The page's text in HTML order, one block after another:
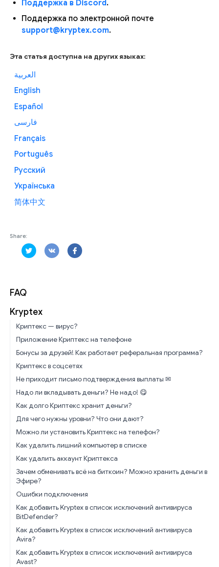
FAQ
Kryptex
Криптекс — вирус?
Приложение Криптекс на телефоне
Бонусы за друзей! Как работает реферальная программа?
Криптекс в соцсетях
Не приходит письмо подтверждения выплаты ✉
Надо ли вкладывать деньги? Не надо! 😋
Как долго Криптекс хранит деньги?
Для чего нужны уровни? Что они дают?
Можно ли установить Криптекс на телефон?
Как удалить лишний компьютер в списке
Как удалить аккаунт Криптекса
Зачем обменивать всё на биткоин? Можно хранить деньги в
Эфире?
Ошибки подключения
Как добавить Kryptex в список исключений антивируса
BitDefender?
Как добавить Kryptex в список исключений антивируса
Avira?
Как добавить Kryptex в список исключений антивируса
Avast?
Поддержка в Discord .
Поддержка по электронной почте
support@kryptex.com.
Эта статья доступна на других языках:
العربية
English
Español
فارسی
Français
Português
Русский
Українська
简体中文
Share: